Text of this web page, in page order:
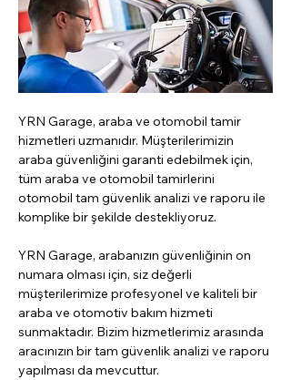
YRN Garage, araba ve otomobil tamir
hizmetleri uzmanıdır. Müşterilerimizin
araba güvenliğini garanti edebilmek için,
tüm araba ve otomobil tamirlerini
otomobil tam güvenlik analizi ve raporu ile
komplike bir şekilde destekliyoruz.
YRN Garage, arabanızın güvenliğinin on
numara olması için, siz değerli
müşterilerimize profesyonel ve kaliteli bir
araba ve otomotiv bakım hizmeti
sunmaktadır. Bizim hizmetlerimiz arasında
aracınızın bir tam güvenlik analizi ve raporu
yapılması da mevcuttur.